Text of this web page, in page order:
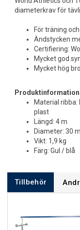
diameterkrav för
För träning
Ändstycken
Certifiering:
Mycket god
Mycket hög
Material
plast
Längd: 4 m
Diameter: 30
Vikt: 1,9 kg
Färg: Gul / blå
Tillbehör